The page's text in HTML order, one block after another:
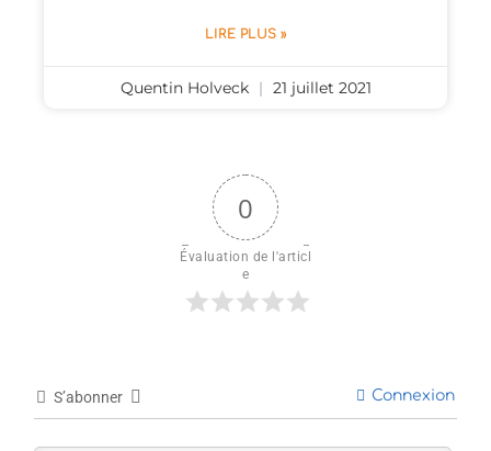
LIRE PLUS »
Quentin Holveck 21 juillet 2021
0
Évaluation de l'articl
e
S’abonner Connexion